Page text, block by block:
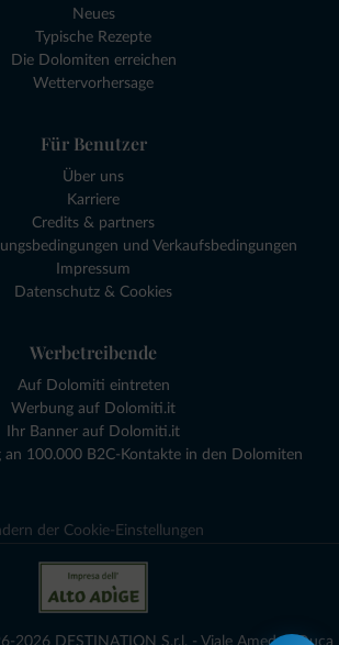
Neues
Typische Rezepte
Die Dolomiten erreichen
Wettervorhersage
Für Benutzer
Über uns
Karriere
Credits & partners
und Verkaufsbedingungen
Impressum
Datenschutz & Cookies
Werbetreibende
Auf Dolomiti eintreten
Werbung auf Dolomiti.it
Ihr Banner auf Dolomiti.it
an 100.000 B2C-Kontakte in den Dolomiten
der Cookie-Einstellungen
2026 DESTINATION S.r.l. - Viale Amedeo Duca